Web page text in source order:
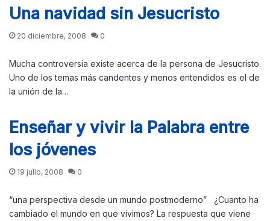
Una navidad sin Jesucristo
20 diciembre, 2008 0
Mucha controversia existe acerca de la persona de Jesucristo.
Uno de los temas más candentes y menos entendidos es el de
la unión de la…
Enseñar y vivir la Palabra entre
los jóvenes
19 julio, 2008 0
“una perspectiva desde un mundo postmoderno” ¿Cuanto ha
cambiado el mundo en que vivimos? La respuesta que viene